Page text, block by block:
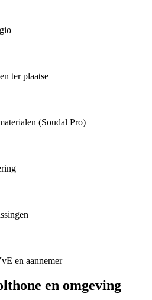
ter plaatse
(Soudal Pro)
en aannemer
en omgeving